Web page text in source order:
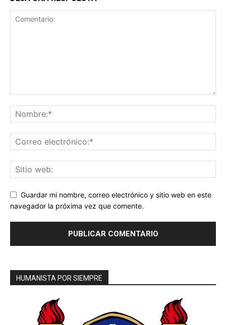
Guardar mi nombre, correo electrónico y sitio web en este
navegador la próxima vez que comente.
HUMANISTA POR SIEMPRE